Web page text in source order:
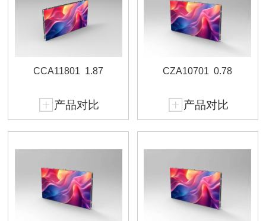
CCA11801 1.87
产品对比
CZA10701 0.78
产品对比